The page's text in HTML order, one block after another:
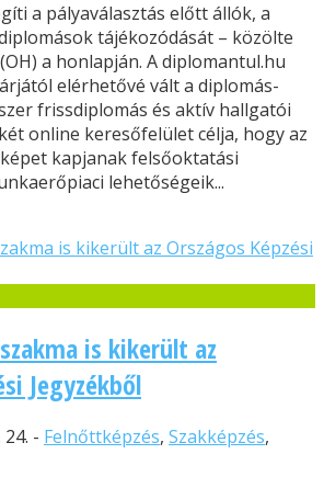
a pályaválasztás előtt állók, a
tájékozódását – közölte
a honlapján. A diplomantul.hu
elérhetővé vált a diplomás-
frissdiplomás és aktív hallgatói
online keresőfelület célja, hogy az
kapjanak felsőoktatási
lehetőségeik...
is kikerült az
Jegyzékből
- Felnőttképzés, Szakképzés,